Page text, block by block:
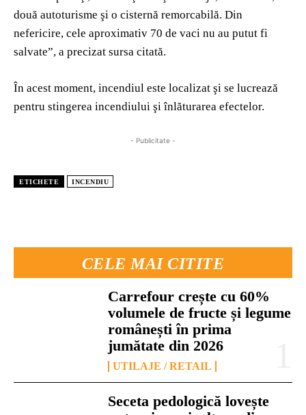
CELE MAI CITITE
Carrefour crește cu 60%
volumele de fructe și legume
românești în prima
jumătate din 2026
UTILAJE / RETAIL
Seceta pedologică lovește
două autoturisme şi o cisternă remorcabilă. Din
nefericire, cele aproximativ 70 de vaci nu au putut fi
salvate”, a precizat sursa citată.
În acest moment, incendiul este localizat şi se lucrează
pentru stingerea incendiului şi înlăturarea efectelor.
- Publicitate -
ETICHETE INCENDIU